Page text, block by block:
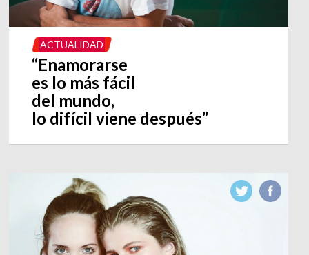
ACTUALIDAD
“Enamorarse
es lo más fácil
del mundo,
lo difícil viene después”